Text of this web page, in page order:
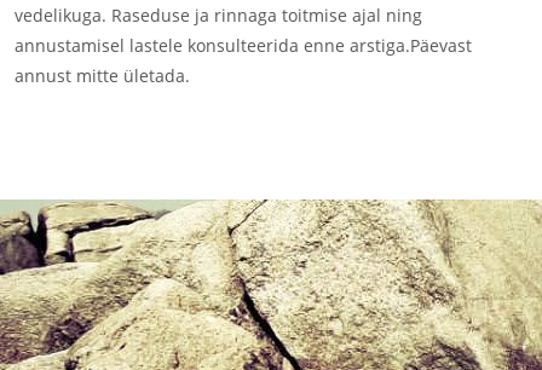
vedelikuga. Raseduse ja rinnaga toitmise ajal ning
annustamisel lastele konsulteerida enne arstiga.Päevast
annust mitte ületada.